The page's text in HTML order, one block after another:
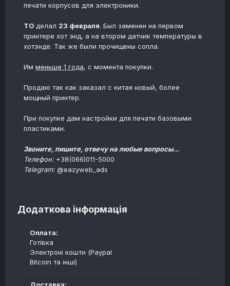
печати корпусов для электроники.
ТО делал 23 февраля. Был заменен на первом
принтере хот энд, а на втором датчик температуры в
хотэнде. Так же были прочищены сопла.
Им меньше 1 года, с момента покупки.
Продаю так как заказал с китая новый, более
мощный принтер.
При покупке дам настройки для печати базовыми
пластиками.
Звоните, пишите, отвечу на любые вопросы...
Телефон: +38(066)011-5000
Telegram: @eazyweb_ads
Додаткова інформація
Оплата:
Готівка
Электроні кошти (Paypal
Bitcoin та інші)